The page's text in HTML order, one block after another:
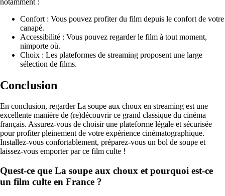
Confort : Vous pouvez profiter du film depuis le confort de votre
canapé.
Accessibilité : Vous pouvez regarder le film à tout moment,
nimporte où.
Choix : Les plateformes de streaming proposent une large
sélection de films.
Conclusion
En conclusion, regarder La soupe aux choux en streaming est une
excellente manière de (re)découvrir ce grand classique du cinéma
français. Assurez-vous de choisir une plateforme légale et sécurisée
pour profiter pleinement de votre expérience cinématographique.
Installez-vous confortablement, préparez-vous un bol de soupe et
laissez-vous emporter par ce film culte !
Quest-ce que La soupe aux choux et pourquoi est-ce
un film culte en France ?